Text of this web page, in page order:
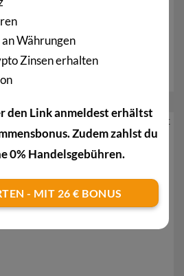
ist riskanter als Bitcoin
Netzwerk dezentraler
wurde in den letzten Jahren
Währungen
Zinsen erhalten
den Link anmeldest erhältst
Zudem zahlst du
0% Handelsgebühren.
- MIT 26 € BONUS